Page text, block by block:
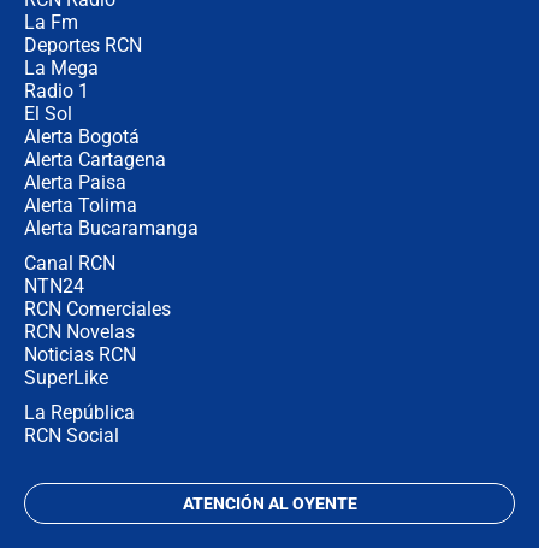
La Fm
Deportes RCN
La Mega
Radio 1
El Sol
Alerta Bogotá
Alerta Cartagena
Alerta Paisa
Alerta Tolima
Alerta Bucaramanga
Canal RCN
NTN24
RCN Comerciales
RCN Novelas
Noticias RCN
SuperLike
La República
RCN Social
ATENCIÓN AL OYENTE